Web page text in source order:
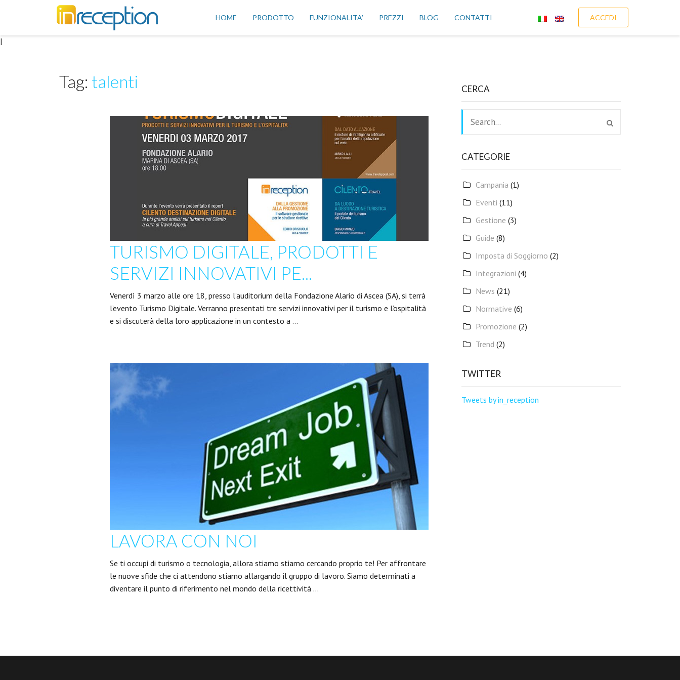
HOME PRODOTTO FUNZIONALITA’ PREZZI BLOG CONTATTI ACCEDI
|
Tag: talenti
TURISMO DIGITALE, PRODOTTI E
SERVIZI INNOVATIVI PE...
Venerdì 3 marzo alle ore 18, presso l’auditorium della Fondazione Alario di Ascea (SA), si terrà
l’evento Turismo Digitale. Verranno presentati tre servizi innovativi per il turismo e l’ospitalità
e si discuterà della loro applicazione in un contesto a …
LAVORA CON NOI
Se ti occupi di turismo o tecnologia, allora stiamo stiamo cercando proprio te! Per affrontare
le nuove sfide che ci attendono stiamo allargando il gruppo di lavoro. Siamo determinati a
diventare il punto di riferimento nel mondo della ricettività …
CERCA
CATEGORIE
Campania (1)
Eventi (11)
Gestione (3)
Guide (8)
Imposta di Soggiorno (2)
Integrazioni (4)
News (21)
Normative (6)
Promozione (2)
Trend (2)
TWITTER
Tweets by in_reception